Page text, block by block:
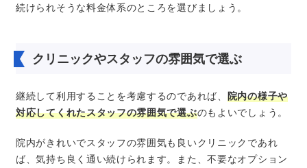
続けられそうな料金体系のところを選びましょう。
クリニックやスタッフの雰囲気で選ぶ
継続して利用することを考慮するのであれば、 院内の様子や
対応してくれたスタッフの雰囲気で選ぶのもよいでしょう。
院内がきれいでスタッフの雰囲気も良いクリニックであれ
ば、気持ち良く通い続けられます。また、不要なオプション